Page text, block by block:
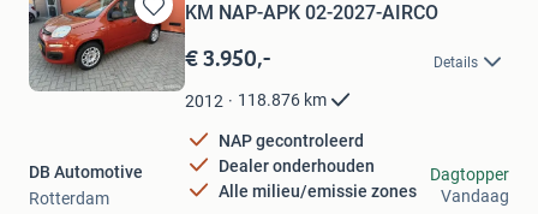
Bewaren
in
Mijn
Favorieten
KM NAP-APK 02-2027-AIRCO
€ 3.950,- Details
2012 118.876 km
NAP gecontroleerd
Dealer onderhouden
Alle milieu/emissie zones
DB Automotive
Rotterdam
Dagtopper
Vandaag